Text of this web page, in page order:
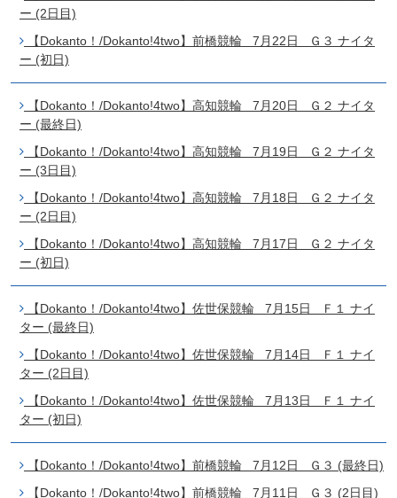
ー (2日目)
【Dokanto！/Dokanto!4two】前橋競輪 7月22日 Ｇ３ ナイタ
ー (初日)
【Dokanto！/Dokanto!4two】高知競輪 7月20日 Ｇ２ ナイタ
ー (最終日)
【Dokanto！/Dokanto!4two】高知競輪 7月19日 Ｇ２ ナイタ
ー (3日目)
【Dokanto！/Dokanto!4two】高知競輪 7月18日 Ｇ２ ナイタ
ー (2日目)
【Dokanto！/Dokanto!4two】高知競輪 7月17日 Ｇ２ ナイタ
ー (初日)
【Dokanto！/Dokanto!4two】佐世保競輪 7月15日 Ｆ１ ナイ
ター (最終日)
【Dokanto！/Dokanto!4two】佐世保競輪 7月14日 Ｆ１ ナイ
ター (2日目)
【Dokanto！/Dokanto!4two】佐世保競輪 7月13日 Ｆ１ ナイ
ター (初日)
【Dokanto！/Dokanto!4two】前橋競輪 7月12日 Ｇ３ (最終日)
【Dokanto！/Dokanto!4two】前橋競輪 7月11日 Ｇ３ (2日目)